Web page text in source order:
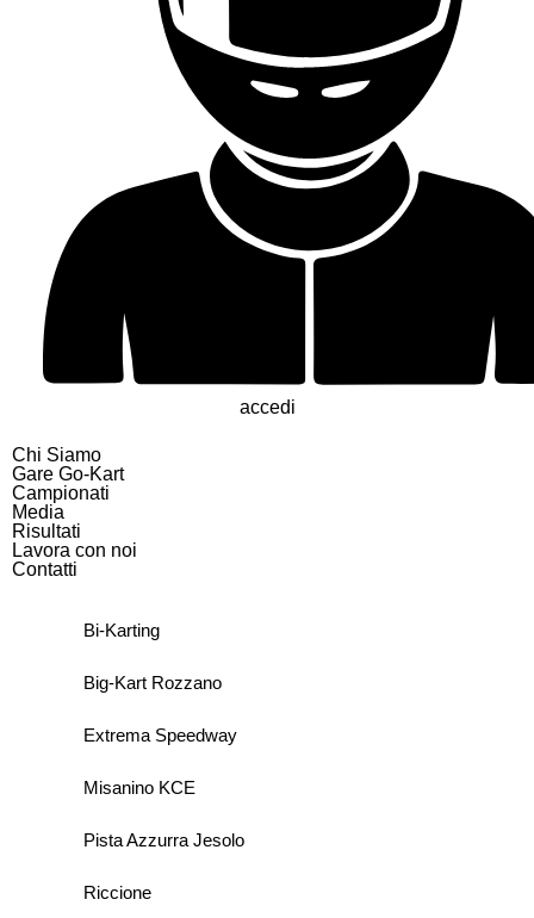
accedi
Chi Siamo
Gare Go-Kart
Campionati
Media
Risultati
Lavora con noi
Contatti
Bi-Karting
Big-Kart Rozzano
Extrema Speedway
Misanino KCE
Pista Azzurra Jesolo
Riccione